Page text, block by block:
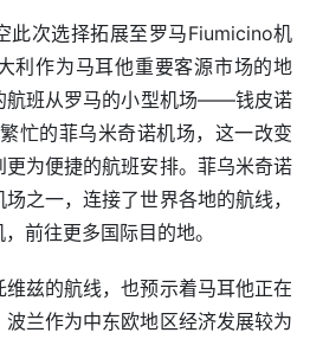
此次选择拓展至罗马Fiumicino机
利作为马耳他重要客源市场的地
航班从罗马的小型机场——钱皮诺
忙的菲乌米奇诺机场，这一改变
为便捷的航班安排。菲乌米奇诺
之一，连接了世界各地的航线，
前往更多国际目的地。
兹的航线，也预示着马耳他正在
兰作为中东欧地区经济发展较为